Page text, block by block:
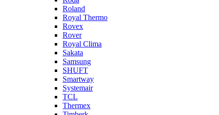
Roland
Royal Thermo
Rovex
Rover
Royal Clima
Sakata
Samsung
SHUFT
Smartway
Systemair
TCL
Thermex